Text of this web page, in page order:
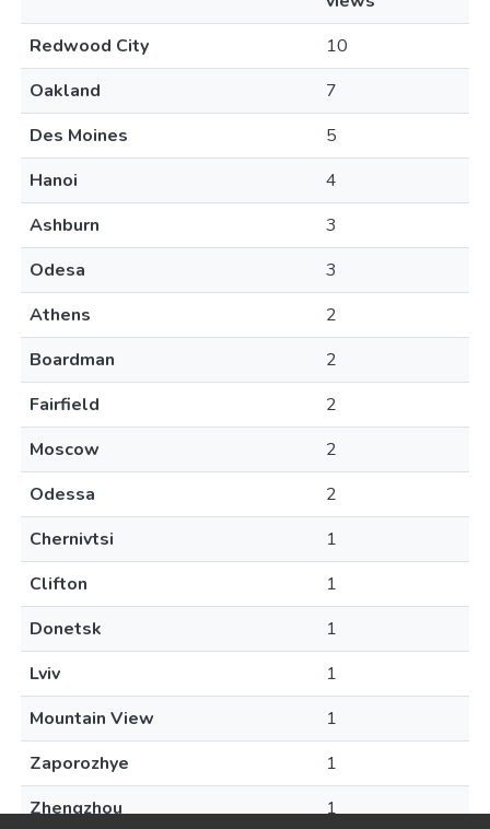
Redwood City
10
Oakland
7
Des Moines
5
Hanoi
4
Ashburn
3
Odesa
3
Athens
2
Boardman
2
Fairfield
2
Moscow
2
Odessa
2
Chernivtsi
1
Clifton
1
Donetsk
1
Lviv
1
Mountain View
1
Zaporozhye
1
Zhengzhou
1